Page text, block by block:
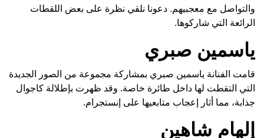
والتواصل مع معجبيهم. دعونا نلقي نظرة على بعض اللقطات
الرائعة التي شاركوها.
ياسمين صبري
قامت الفنانة ياسمين صبري بمشاركة مجموعة من الصور الجديدة
التي التقطت لها داخل طائرة خاصة. وقد ظهرت بإطلالة كاجوال
جذابة، مما أثار إعجاب متابعيها على إنستجرام.
إلهام شاهين